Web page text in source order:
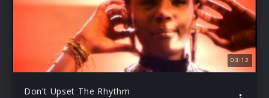
03:12
Don’t Upset The Rhythm